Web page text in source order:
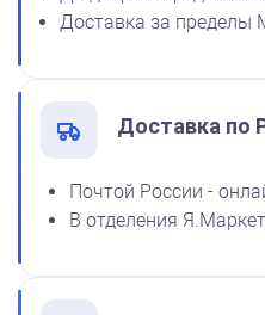
Печать Да будет так!
Спиртовая
Доставка за пределы
Доставка по
Почтой России -
В отделения